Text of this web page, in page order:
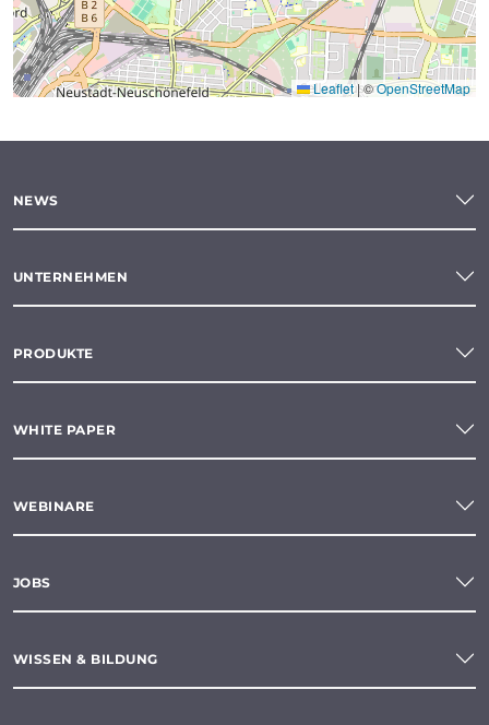
Leaflet|©OpenStreetMap
NEWS
UNTERNEHMEN
PRODUKTE
WHITE PAPER
WEBINARE
JOBS
WISSEN & BILDUNG